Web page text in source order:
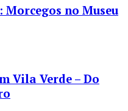
no Museu
Vila Verde – Do